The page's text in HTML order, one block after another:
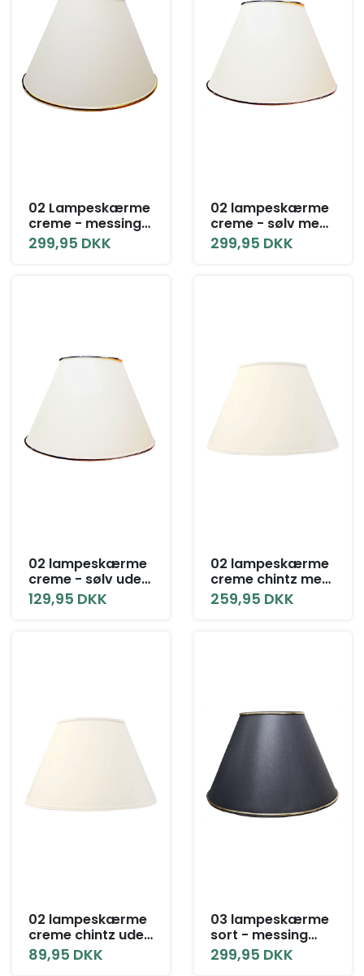
02 Lampeskærme
creme - messing
med låg alle
størrelser
299,95 DKK
02 lampeskærme
creme - sølv med
låg, alle størrelser
299,95 DKK
02 lampeskærme
creme - sølv uden
låg alle størrelser
129,95 DKK
02 lampeskærme
creme chintz med
låg alle størrelser
259,95 DKK
02 lampeskærme
creme chintz uden
låg alle størrelser
89,95 DKK
03 lampeskærme
sort - messing
med låg alle
størrelser
299,95 DKK